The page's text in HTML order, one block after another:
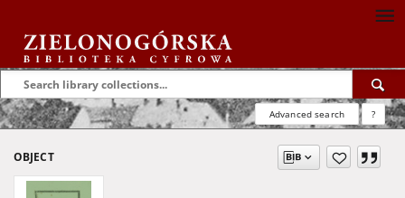
Advanced search ?
OBJECT